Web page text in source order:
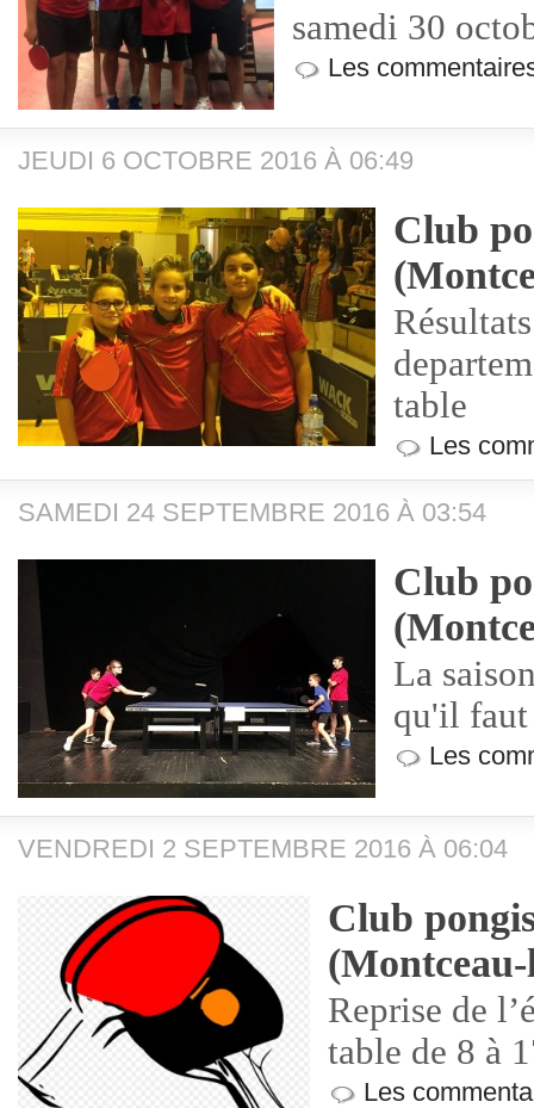
samedi 30
Les
JEUDI 6 OCTOBRE 2016 À 06:49
Club
table
Les
SAMEDI 24 SEPTEMBRE 2016 À 03:54
Club
La
qu'il faut
Les
VENDREDI 2 SEPTEMBRE 2016 À 06:04
Club
Reprise de
table de 8 à
Les